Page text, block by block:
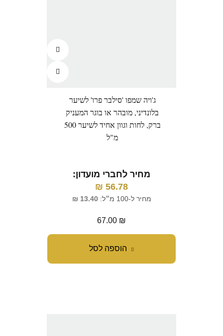
הוספה לסל
ג'ויה שמפו 'סילבר פרו' לשיער
בלונדיני, מובהר או בוגר המעניק
ברק, לחות וגוון אחיד לשיער 500
מ"ל
מחיר לחברי מועדון:
56.78
₪
מחיר ל-100 מ״ל: 13.40
₪
67.00 ₪